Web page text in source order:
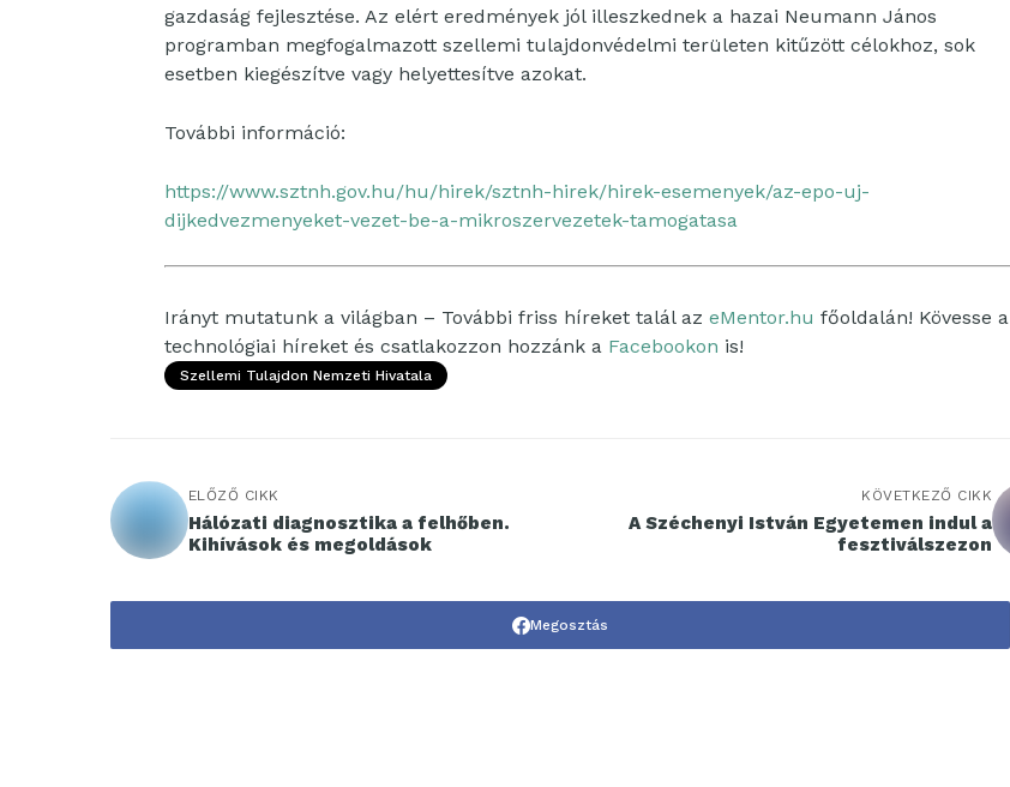
gazdaság fejlesztése. Az elért eredmények jól illeszkednek a hazai Neumann János
programban megfogalmazott szellemi tulajdonvédelmi területen kitűzött célokhoz, sok
esetben kiegészítve vagy helyettesítve azokat.
További információ:
https://www.sztnh.gov.hu/hu/hirek/sztnh-hirek/hirek-esemenyek/az-epo-uj-
dijkedvezmenyeket-vezet-be-a-mikroszervezetek-tamogatasa
Irányt mutatunk a világban – További friss híreket talál az eMentor.hu főoldalán! Kövesse a
technológiai híreket és csatlakozzon hozzánk a Facebookon is!
Szellemi Tulajdon Nemzeti Hivatala
ELŐZŐ CIKK
Hálózati diagnosztika a felhőben.
Kihívások és megoldások
KÖVETKEZŐ CIKK
A Széchenyi István Egyetemen indul a
fesztiválszezon
Megosztás